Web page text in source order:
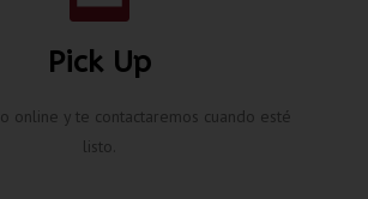
Pick Up
online y te contactaremos cuando esté
listo.